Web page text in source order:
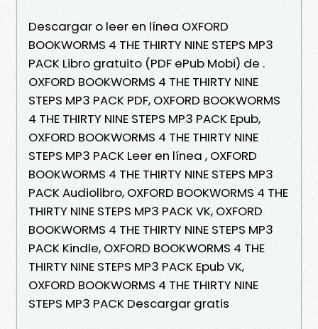
Descargar o leer en línea OXFORD
BOOKWORMS 4 THE THIRTY NINE STEPS MP3
PACK Libro gratuito (PDF ePub Mobi) de .
OXFORD BOOKWORMS 4 THE THIRTY NINE
STEPS MP3 PACK PDF, OXFORD BOOKWORMS
4 THE THIRTY NINE STEPS MP3 PACK Epub,
OXFORD BOOKWORMS 4 THE THIRTY NINE
STEPS MP3 PACK Leer en línea , OXFORD
BOOKWORMS 4 THE THIRTY NINE STEPS MP3
PACK Audiolibro, OXFORD BOOKWORMS 4 THE
THIRTY NINE STEPS MP3 PACK VK, OXFORD
BOOKWORMS 4 THE THIRTY NINE STEPS MP3
PACK Kindle, OXFORD BOOKWORMS 4 THE
THIRTY NINE STEPS MP3 PACK Epub VK,
OXFORD BOOKWORMS 4 THE THIRTY NINE
STEPS MP3 PACK Descargar gratis